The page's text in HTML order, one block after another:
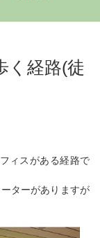
く経路(徒
ィスがある経路で
ターがありますが